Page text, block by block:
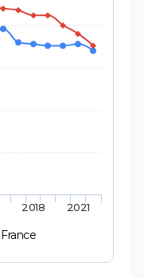
France
2018 2021